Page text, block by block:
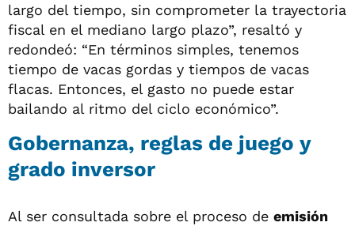
largo del tiempo, sin comprometer la trayectoria
fiscal en el mediano largo plazo”, resaltó y
redondeó: “En términos simples, tenemos
tiempo de vacas gordas y tiempos de vacas
flacas. Entonces, el gasto no puede estar
bailando al ritmo del ciclo económico”.
Gobernanza, reglas de juego y
grado inversor
Al ser consultada sobre el proceso de emisión